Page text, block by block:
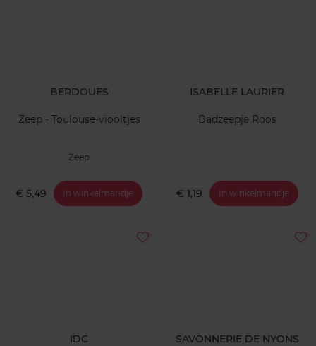
BERDOUES
Zeep - Toulouse-viooltjes
Zeep
€ 5,49 In winkelmandje
ISABELLE LAURIER
Badzeepje Roos
€ 1,19 In winkelmandje
IDC SAVONNERIE DE NYONS